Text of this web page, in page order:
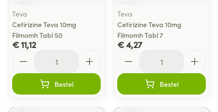
Teva
Cetirizine Teva 10mg
Filmomh Tabl 50
€ 11,12
Bestel
Teva
Cetirizine Teva 10mg
Filmomh Tabl 7
€ 4,27
Bestel